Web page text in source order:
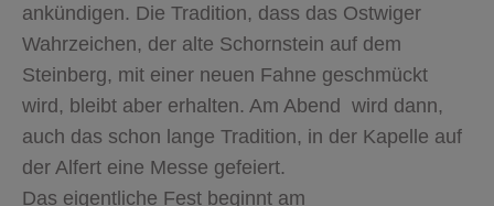
ankündigen. Die Tradition, dass das Ostwiger
Wahrzeichen, der alte Schornstein auf dem
Steinberg, mit einer neuen Fahne geschmückt
wird, bleibt aber erhalten. Am Abend wird dann,
auch das schon lange Tradition, in der Kapelle auf
der Alfert eine Messe gefeiert.
Das eigentliche Fest beginnt am